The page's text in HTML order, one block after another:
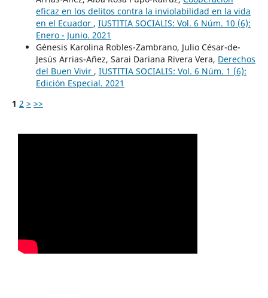
eficaz en los delitos contra la inviolabilidad en la vida
en el Ecuador , IUSTITIA SOCIALIS: Vol. 6 Núm. 10 (6):
Enero - Junio. 2021
Génesis Karolina Robles-Zambrano, Julio César-de-
Jesús Arrias-Añez, Sarai Dariana Rivera Vera, Derechos
del Buen Vivir , IUSTITIA SOCIALIS: Vol. 6 Núm. 1 (6):
Edición Especial. 2021
1 2 > >>